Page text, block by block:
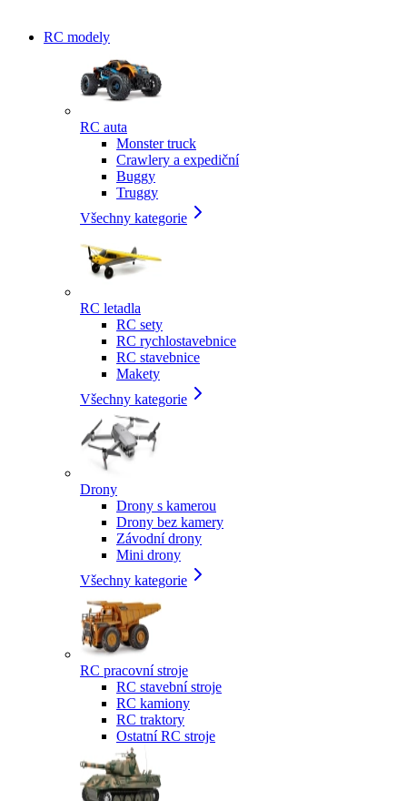
RC modely
RC auta
Monster truck
Crawlery a expediční
Buggy
Truggy
Všechny kategorie
RC letadla
RC sety
RC rychlostavebnice
RC stavebnice
Makety
Všechny kategorie
Drony
Drony s kamerou
Drony bez kamery
Závodní drony
Mini drony
Všechny kategorie
RC pracovní stroje
RC stavební stroje
RC kamiony
RC traktory
Ostatní RC stroje